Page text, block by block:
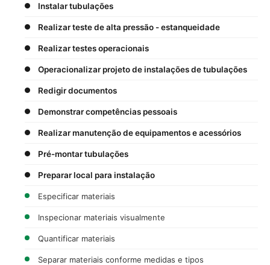
Instalar tubulações
Realizar teste de alta pressão - estanqueidade
Realizar testes operacionais
Operacionalizar projeto de instalações de tubulações
Redigir documentos
Demonstrar competências pessoais
Realizar manutenção de equipamentos e acessórios
Pré-montar tubulações
Preparar local para instalação
Especificar materiais
Inspecionar materiais visualmente
Quantificar materiais
Separar materiais conforme medidas e tipos